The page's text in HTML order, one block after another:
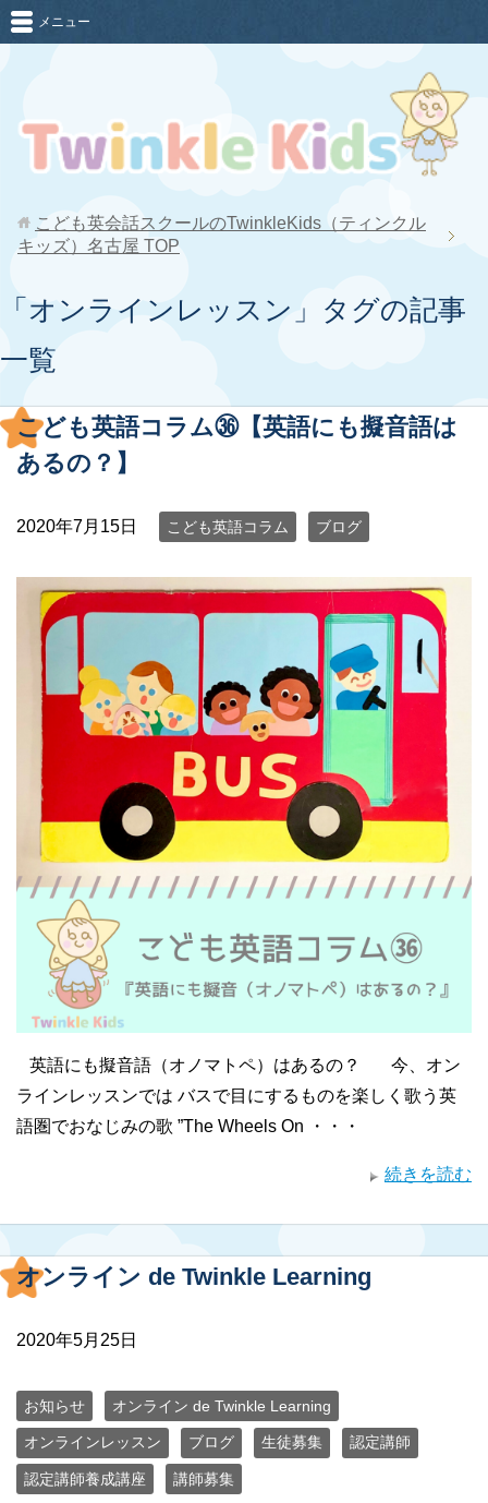
メニュー
こども英会話スクールのTwinkleKids（ティンクル
キッズ）名古屋 TOP
「オンラインレッスン」タグの記事
一覧
こども英語コラム㊱【英語にも擬音語は
あるの？】
2020年7月15日 こども英語コラム ブログ
英語にも擬音語（オノマトペ）はあるの？ 今、オン
ラインレッスンでは バスで目にするものを楽しく歌う英
語圏でおなじみの歌 ”The Wheels On ・・・
続きを読む
オンライン de Twinkle Learning
2020年5月25日
お知らせ オンライン de Twinkle Learning
オンラインレッスン ブログ 生徒募集 認定講師
認定講師養成講座 講師募集